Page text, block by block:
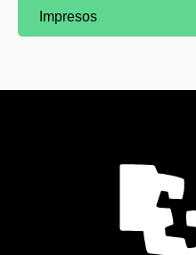
(Abre una nueva ventana)
Impresos